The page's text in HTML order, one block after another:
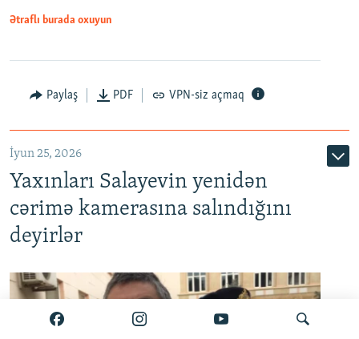
Ətraflı burada oxuyun
Paylaş PDF VPN-siz açmaq
İyun 25, 2026
Yaxınları Salayevin yenidən
cərimə kamerasına salındığını
deyirlər